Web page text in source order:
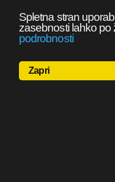
Spletna stran
zasebnosti lahko po
podrobnosti
Zapri